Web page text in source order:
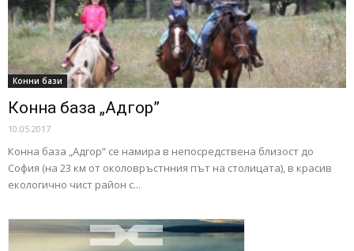
Конни бази
Конна база „Адгор”
10.05.2017
Конна база „Адгор” се намира в непосредствена близост до
София (на 23 км от околовръстнния път на столицата), в красив
екологично чист район с...